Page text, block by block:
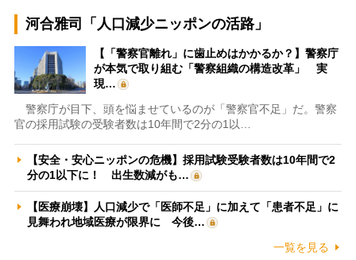
河合雅司「人口減少ニッポンの活路」
【「警察官離れ」に歯止めはかかるか？】警察庁
が本気で取り組む「警察組織の構造改革」 実
現…
警察庁が目下、頭を悩ませているのが「警察官不足」だ。警察
官の採用試験の受験者数は10年間で2分の1以…
【安全・安心ニッポンの危機】採用試験受験者数は10年間で2
分の1以下に！ 出生数減がも…
【医療崩壊】人口減少で「医師不足」に加えて「患者不足」に
見舞われ地域医療が限界に 今後…
一覧を見る